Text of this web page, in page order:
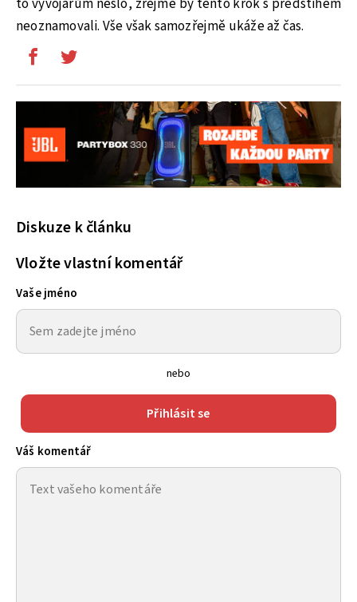
to vývojářům nešlo, zřejmě by tento krok s předstihem
neoznamovali. Vše však samozřejmě ukáže až čas.
Diskuze k článku
Vložte vlastní komentář
Vaše jméno
nebo
Přihlásit se
Váš komentář